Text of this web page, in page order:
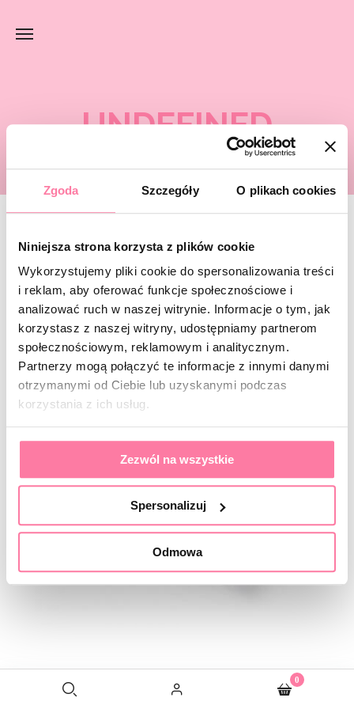
Zgoda Szczegóły O plikach cookies
Niniejsza strona korzysta z plików cookie
Wykorzystujemy pliki cookie do spersonalizowania treści
i reklam, aby oferować funkcje społecznościowe i
analizować ruch w naszej witrynie. Informacje o tym, jak
korzystasz z naszej witryny, udostępniamy partnerom
społecznościowym, reklamowym i analitycznym.
Partnerzy mogą połączyć te informacje z innymi danymi
otrzymanymi od Ciebie lub uzyskanymi podczas
korzystania z ich usług.
Zezwól na wszystkie
Spersonalizuj
Odmowa
0
UNDEFINED
Szukana strona nie została
odnaleziona.
Spróbuj wyszukać jeszcze raz lubwroć do strony głównej .